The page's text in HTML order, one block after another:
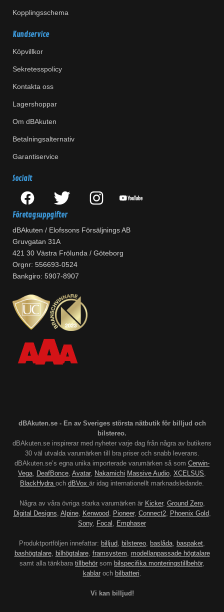
Kopplingsschema
Kundservice
Köpvillkor
Sekretesspolicy
Kontakta oss
Lagershoppar
Om dBAkuten
Betalningsalternativ
Garantiservice
Socialt
Företagsuppgifter
dBAkuten / Elofssons Försäljnings AB
Gruvgatan 31A
421 30 Västra Frölunda / Göteborg
Orgnr: 556693-0524
Bankgiro: 5907-8907
dBAkuten.se - En av Sveriges största nätbutik för billjud och
bilstereo.
dBAkuten.se inspirerar med nyheter varje dag från några av butikens
30 väl utvalda varumärken till bra priser och snabb leverans.
dBAkuten.se’s egna unika importerade varumärken så som Cerwin-
Vega, DeafBonce, Avatar, Nakamichi Massive Audio, XCELSUS,
BlackHydra och dBVox är idag internationellt marknadsledande.
Några av våra övriga starka varumärken är Kicker, Ground Zero,
Digital Designs, Alpine, Kenwood, Pioneer, Connect2, Phoenix Gold,
Sony, Focal , Emphaser
Produktportföljen innefattar: billjud, bilstereo, baslåda, baspaket,
bashögtalare, bilhögtalare, framsystem, modellanpassade högtalare
samt alla tänkbara tillbehör som bilspecifika monteringstillbehör,
kablaroch bilbatteri.
Vi kan billjud!